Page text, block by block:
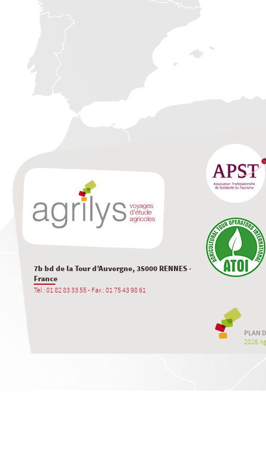
7b bd de la Tour d’Auvergne, 35000 RENNES -
France
Tel : 01 82 83 33 55 - Fax : 01 75 43 98 61
PLAN
2026